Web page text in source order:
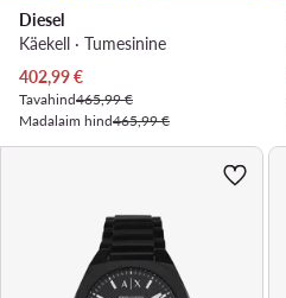
Diesel
Käekell · Tumesinine
Praegune hind
402,99€
Tavahind465,99 €
Madalaim hind465,99 €